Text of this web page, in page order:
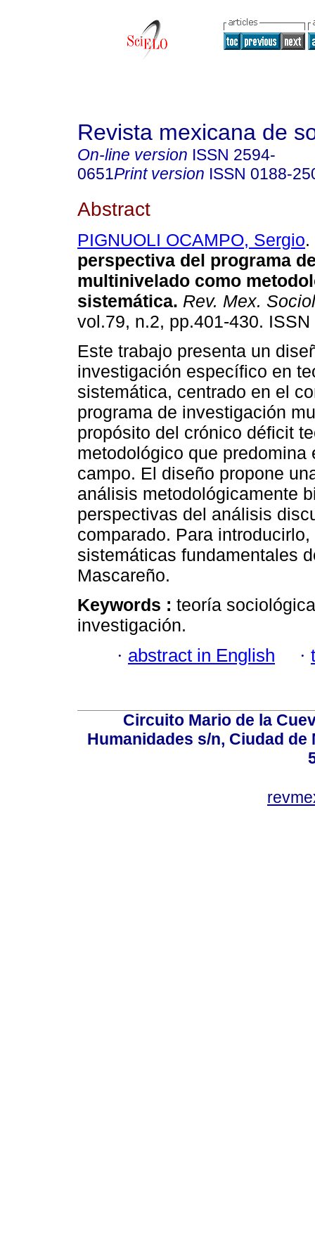
Revista mexicana de
On-line version ISSN 2594-
0651Print version ISSN 0188-
Abstract
PIGNUOLI OCAMPO, Sergio.
perspectiva del programa
multinivelado como
sistemática. Rev. Mex. Sociol
vol.79, n.2, pp.401-430.
Este trabajo presenta un
investigación específico en
sistemática, centrado en el
programa de investigación
propósito del crónico déficit
metodológico que predomina
campo. El diseño propone
análisis metodológicamente
perspectivas del análisis
comparado. Para
sistemáticas fundamentales
Mascareño.
Keywords : teoría
investigación.
· abstract in English ·
Circuito Mario de la
Humanidades s/n, Ciudad de